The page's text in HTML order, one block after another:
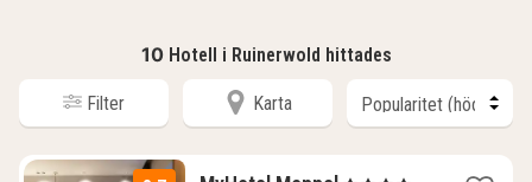
10 Hotell i Ruinerwold hittades
Filter Karta